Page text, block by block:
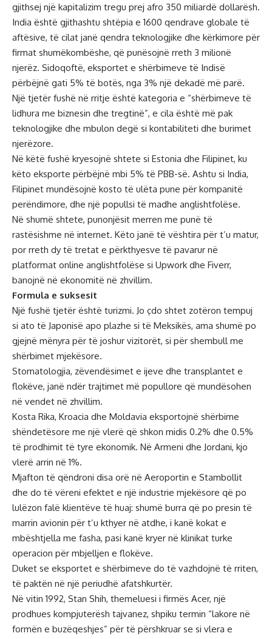
gjithsej një kapitalizim tregu prej afro 350 miliardë dollarësh.
India është gjithashtu shtëpia e 1600 qendrave globale të
aftësive, të cilat janë qendra teknologjike dhe kërkimore për
firmat shumëkombëshe, që punësojnë rreth 3 milionë
njerëz. Sidoqoftë, eksportet e shërbimeve të Indisë
përbëjnë gati 5% të botës, nga 3% një dekadë më parë.
Një tjetër fushë në rritje është kategoria e “shërbimeve të
lidhura me biznesin dhe tregtinë”, e cila është më pak
teknologjike dhe mbulon degë si kontabiliteti dhe burimet
njerëzore.
Në këtë fushë kryesojnë shtete si Estonia dhe Filipinet, ku
këto eksporte përbëjnë mbi 5% të PBB-së. Ashtu si India,
Filipinet mundësojnë kosto të ulëta pune për kompanitë
perëndimore, dhe një popullsi të madhe anglishtfolëse.
Në shumë shtete, punonjësit merren me punë të
rastësishme në internet. Këto janë të vështira për t’u matur,
por rreth dy të tretat e përkthyesve të pavarur në
platformat online anglishtfolëse si Upwork dhe Fiverr,
banojnë në ekonomitë në zhvillim.
Formula e suksesit
Një fushë tjetër është turizmi. Jo çdo shtet zotëron tempuj
si ato të Japonisë apo plazhe si të Meksikës, ama shumë po
gjejnë mënyra për të joshur vizitorët, si për shembull me
shërbimet mjekësore.
Stomatologjia, zëvendësimet e ijeve dhe transplantet e
flokëve, janë ndër trajtimet më popullore që mundësohen
në vendet në zhvillim.
Kosta Rika, Kroacia dhe Moldavia eksportojnë shërbime
shëndetësore me një vlerë që shkon midis 0.2% dhe 0.5%
të prodhimit të tyre ekonomik. Në Armeni dhe Jordani, kjo
vlerë arrin në 1%.
Mjafton të qëndroni disa orë në Aeroportin e Stambollit
dhe do të vëreni efektet e një industrie mjekësore që po
lulëzon falë klientëve të huaj: shumë burra që po presin të
marrin avionin për t’u kthyer në atdhe, i kanë kokat e
mbështjella me fasha, pasi kanë kryer në klinikat turke
operacion për mbjelljen e flokëve.
Duket se eksportet e shërbimeve do të vazhdojnë të rriten,
të paktën në një periudhë afatshkurtër.
Në vitin 1992, Stan Shih, themeluesi i firmës Acer, një
prodhues kompjuterësh tajvanez, shpiku termin “lakore në
formën e buzëqeshjes” për të përshkruar se si vlera e